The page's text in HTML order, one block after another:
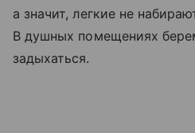
а значит, легкие не
В душных помещениях
задыхаться.